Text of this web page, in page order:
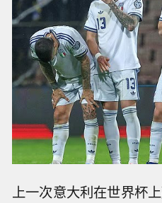
上一次意大利在世界杯